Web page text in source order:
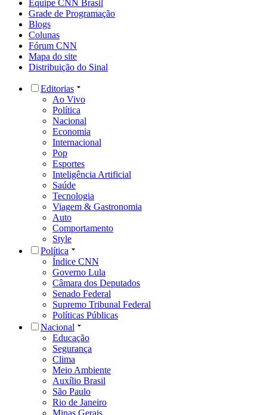
Equipe CNN Brasil
Grade de Programação
Blogs
Colunas
Fórum CNN
Mapa do site
Distribuição do Sinal
Editorias
Ao Vivo
Política
Nacional
Economia
Internacional
Pop
Esportes
Inteligência Artificial
Saúde
Tecnologia
Viagem & Gastronomia
Auto
Comportamento
Style
Política
Índice CNN
Governo Lula
Câmara dos Deputados
Senado Federal
Supremo Tribunal Federal
Políticas Públicas
Nacional
Educação
Segurança
Clima
Meio Ambiente
Auxílio Brasil
São Paulo
Rio de Janeiro
Minas Gerais